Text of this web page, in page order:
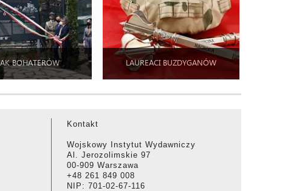
BOHATERÓW LAUREACI BUZDYGANÓW
Kontakt
Wojskowy Instytut Wydawniczy
Al. Jerozolimskie 97
00-909 Warszawa
+48 261 849 008
NIP: 701-02-67-116